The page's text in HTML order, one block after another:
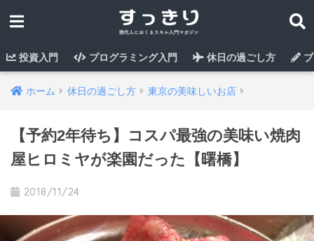
投資入門 プログラミング入門 休日の過ごし方
ホーム 休日の過ごし方 東京の美味しいお店
【予約2年待ち】コスパ最強の美味い焼肉
屋ヒロミヤが楽園だった【曙橋】
2018/11/24